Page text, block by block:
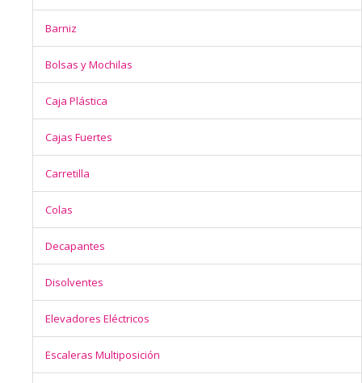
Barniz
Bolsas y Mochilas
Caja Plástica
Cajas Fuertes
Carretilla
Colas
Decapantes
Disolventes
Elevadores Eléctricos
Escaleras Multiposición